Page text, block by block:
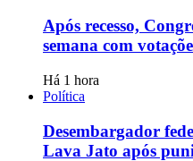
Após recesso,
semana com
Há 1 hora
Política
Desembargador
Lava Jato após